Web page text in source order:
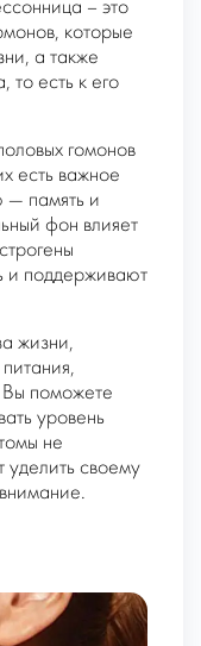
– это
которые
а также
то есть к его
гомонов
есть важное
— память и
фон влияет
и поддерживают
жизни,
Вы поможете
уровень
не
уделить своему